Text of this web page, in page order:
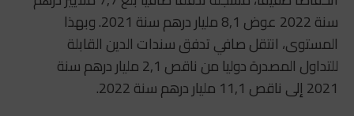
سنة 2022 عوض 8,1 مليار درهم سنة 2021. وبهذا
المستوى، انتقل صافي تدفق سندات الدين القابلة
للتداول المصدرة دوليا من ناقص 2,1 مليار درهم سنة
2021 إلى ناقص 11,1 مليار درهم سنة 2022.